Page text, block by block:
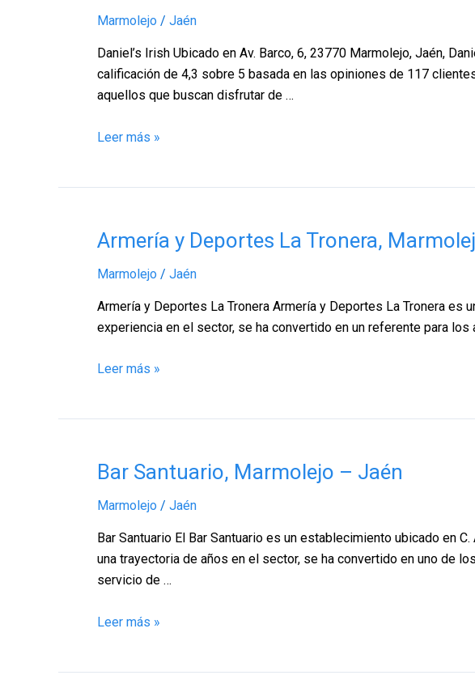
Marmolejo / Jaén
Daniel’s Irish Ubicado en Av. Barco, 6, 23770 Marmolejo, Jaén,
calificación de 4,3 sobre 5 basada en las opiniones de 117
aquellos que buscan disfrutar de …
Marmolejo
–
Jaén
Leer más »
Armería y Deportes La Tronera,
Marmolejo / Jaén
Armería y Deportes La Tronera Armería y Deportes La Tronera es
experiencia en el sector, se ha convertido en un referente para
Armería
Deportes
La
Tronera,
–Leer más »
Bar Santuario, Marmolejo – Jaén
Marmolejo / Jaén
Bar Santuario El Bar Santuario es un establecimiento ubicado en
una trayectoria de años en el sector, se ha convertido en uno de
servicio de …
Bar
Marmolejo
–
Jaén
Leer más »